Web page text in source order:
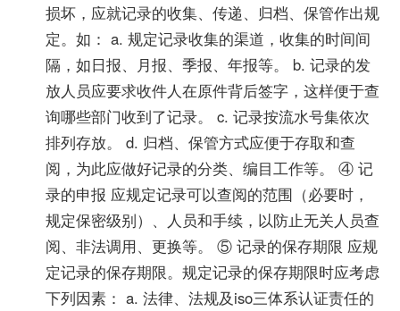
损坏，应就记录的收集、传递、归档、保管作出规
定。如： a. 规定记录收集的渠道，收集的时间间
隔，如日报、月报、季报、年报等。 b. 记录的发
放人员应要求收件人在原件背后签字，这样便于查
询哪些部门收到了记录。 c. 记录按流水号集依次
排列存放。 d. 归档、保管方式应便于存取和查
阅，为此应做好记录的分类、编目工作等。 ④ 记
录的申报 应规定记录可以查阅的范围（必要时，
规定保密级别）、人员和手续，以防止无关人员查
阅、非法调用、更换等。 ⑤ 记录的保存期限 应规
定记录的保存期限。规定记录的保存期限时应考虑
下列因素： a. 法律、法规及iso三体系认证责任的